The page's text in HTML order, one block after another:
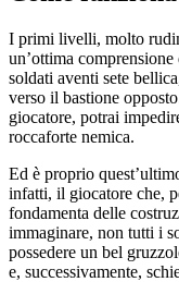
I primi livelli, molto
un’ottima
soldati aventi sete
verso il bastione
giocatore, potrai
roccaforte nemica.
Ed è proprio
infatti, il giocatore che,
fondamenta delle
immaginare, non tutti i
possedere un bel
e, successivamente,